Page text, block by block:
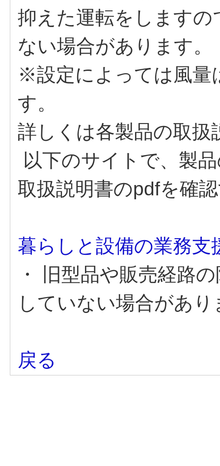
抑えた運転をします
ない場合があります。
※設定によっては風量
す。
詳しくは各製品の取
以下のサイトで、製
取扱説明書のpdfを確
暮らしと設備の業務支
・ 旧型品や販売経路
していない場合があり
戻る